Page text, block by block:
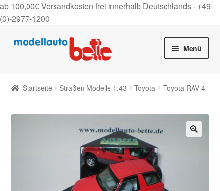
ab 100,00€ Versandkosten frei innerhalb Deutschlands - +49-
(0)-2977-1200
Zur
Zum
Menü
Startseite Straßen Modelle 1:43 Toyota Toyota RAV 4